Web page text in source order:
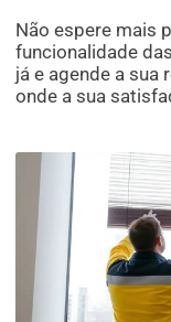
Não espere mais
funcionalidade
já e agende a sua
onde a sua